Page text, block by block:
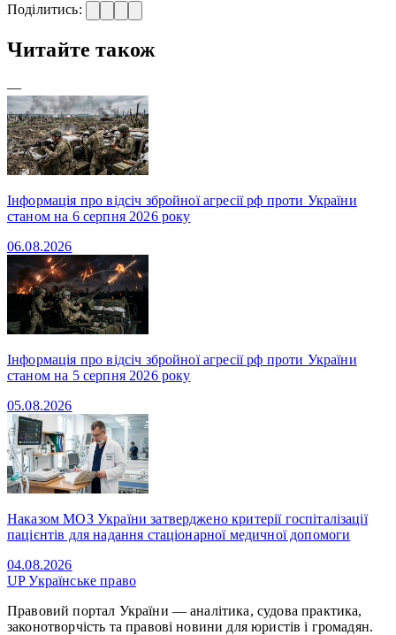
Поділитись:
Читайте також
—
Інформація про відсіч збройної агресії рф проти України
станом на 6 серпня 2026 року
06.08.2026
Інформація про відсіч збройної агресії рф проти України
станом на 5 серпня 2026 року
05.08.2026
Наказом МОЗ України затверджено критерії госпіталізації
пацієнтів для надання стаціонарної медичної допомоги
04.08.2026
UPУкраїнське право
Правовий портал України — аналітика, судова практика,
законотворчість та правові новини для юристів і громадян.